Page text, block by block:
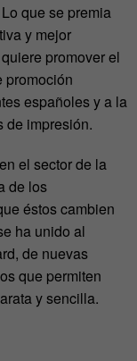
que se premia
y mejor
quiere promover el
promoción
españoles y a la
de impresión.
el sector de la
de los
éstos cambien
ha unido al
de nuevas
que permiten
y sencilla.